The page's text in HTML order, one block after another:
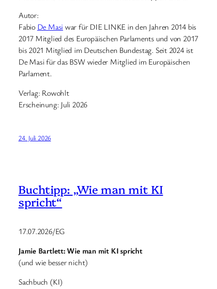
Autor:
Fabio De Masi war für DIE LINKE in den Jahren 2014 bis
2017 Mitglied des Europäischen Parlaments und von 2017
bis 2021 Mitglied im Deutschen Bundestag. Seit 2024 ist
De Masi für das BSW wieder Mitglied im Europäischen
Parlament.
Verlag: Rowohlt
Erscheinung: Juli 2026
24. Juli 2026
Buchtipp: „Wie man mit KI
spricht“
17.07.2026/EG
Jamie Bartlett: Wie man mit KI spricht
(und wie besser nicht)
Sachbuch (KI)